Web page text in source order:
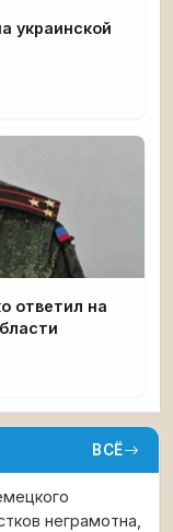
украинской
ответил на
ВСЁ
неграмотна,